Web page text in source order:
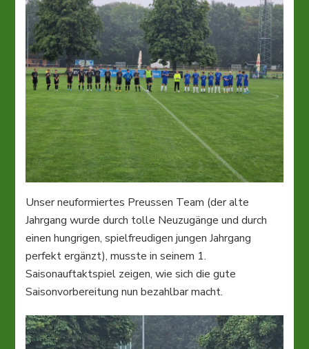
Unser neuformiertes Preussen Team (der alte
Jahrgang wurde durch tolle Neuzugänge und durch
einen hungrigen, spielfreudigen jungen Jahrgang
perfekt ergänzt), musste in seinem 1.
Saisonauftaktspiel zeigen, wie sich die gute
Saisonvorbereitung nun bezahlbar macht.